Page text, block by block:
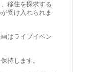
移住を探求する
受け入れられま
はライブイベン
持します。